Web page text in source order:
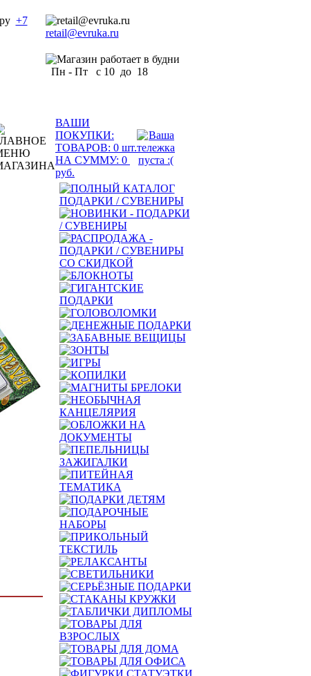
+7
retail@evruka.ru
Пн - Пт с 10 до 18
ВАШИ
ПОКУПКИ:
ТОВАРОВ: 0 шт.
НА СУММУ: 0
руб.